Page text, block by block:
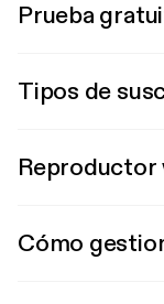
Prueba
Tipos de
Reproductor
Cómo